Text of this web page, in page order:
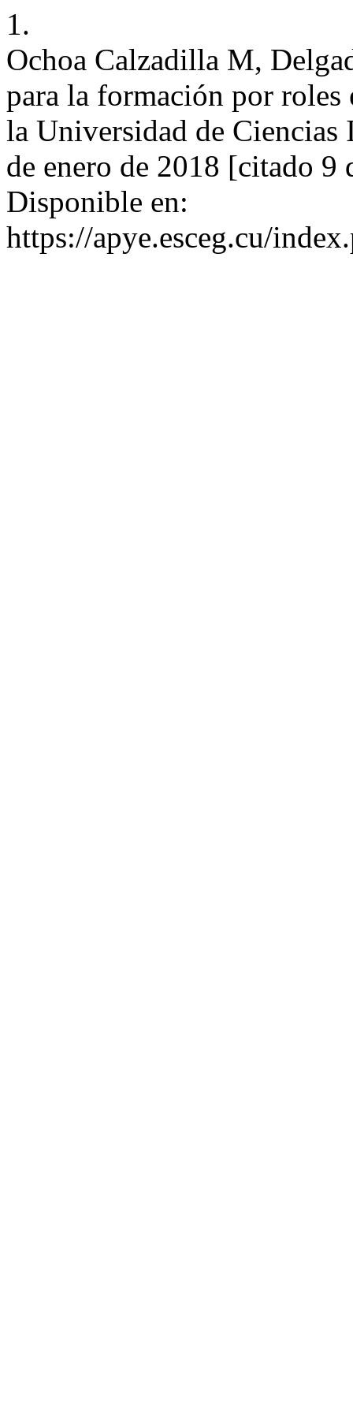
1.
Ochoa Calzadilla M,
para la formación por
la Universidad de
de enero de 2018 [citado
Disponible en:
https://apye.esceg.cu/